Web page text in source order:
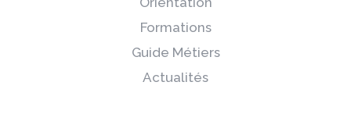
Formations
Guide Métiers
Actualités